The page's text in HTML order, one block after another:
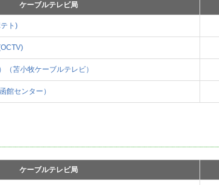
ケーブルテレビ局
ト)
（苫小牧ケーブルテレビ）
館センター）
ケーブルテレビ局